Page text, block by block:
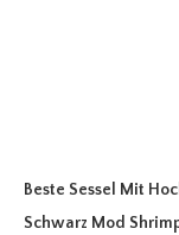
Beste Sessel Mit
Schwarz Mod